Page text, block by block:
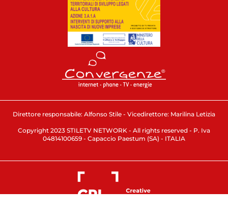
Direttore responsabile: Alfonso Stile - Vicedirettore: Marilina Letizia
Copyright 2023 STILETV NETWORK - All rights reserved - P. Iva
04814100659 - Capaccio Paestum (SA) - ITALIA